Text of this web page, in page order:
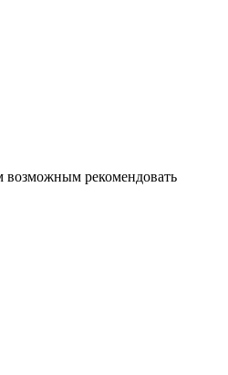
возможным рекомендовать